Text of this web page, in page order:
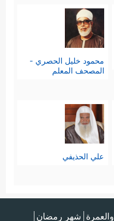
والأخروية،
مِن التوضيح
ٰ⁠رِثُونَ﴿١٠﴾
ٱلَّذِینَ یَرِثُونَ
محمود خليل الحصري -
المصحف المعلم
علي الحذيفي
شهر رمضان